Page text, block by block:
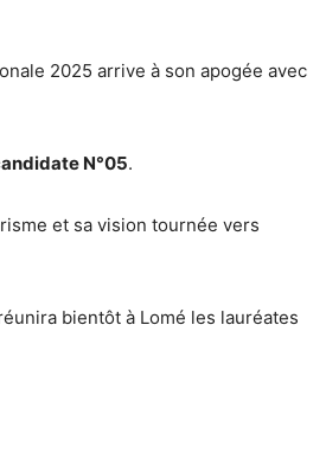
2025 arrive à son apogée avec
N°05.
et sa vision tournée vers
bientôt à Lomé les lauréates